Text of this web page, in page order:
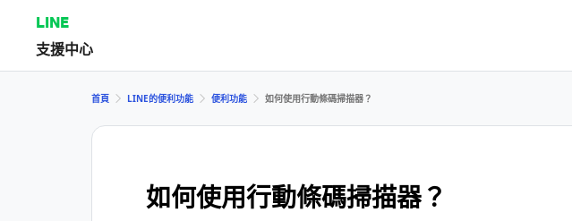
LINE
支援中心
首頁 LINE的便利功能 便利功能 如何使用行動條碼掃描器？
如何使用行動條碼掃描器？